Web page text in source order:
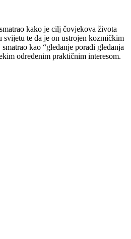
kako je cilj čovjekova života
svijetu te da je on ustrojen kozmičkim
kao “gledanje poradi gledanja
određenim praktičnim interesom.